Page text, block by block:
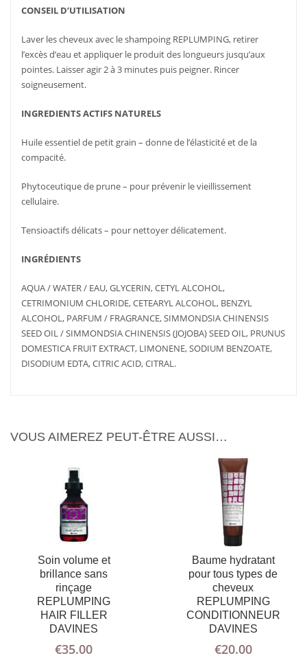
CONSEIL D’UTILISATION
Laver les cheveux avec le shampoing REPLUMPING, retirer
l’excès d’eau et appliquer le produit des longueurs jusqu’aux
pointes. Laisser agir 2 à 3 minutes puis peigner. Rincer
soigneusement.
INGREDIENTS ACTIFS NATURELS
Huile essentiel de petit grain – donne de l’élasticité et de la
compacité.
Phytoceutique de prune – pour prévenir le vieillissement
cellulaire.
Tensioactifs délicats – pour nettoyer délicatement.
INGRÉDIENTS
AQUA / WATER / EAU, GLYCERIN, CETYL ALCOHOL,
CETRIMONIUM CHLORIDE, CETEARYL ALCOHOL, BENZYL
ALCOHOL, PARFUM / FRAGRANCE, SIMMONDSIA CHINENSIS
SEED OIL / SIMMONDSIA CHINENSIS (JOJOBA) SEED OIL, PRUNUS
DOMESTICA FRUIT EXTRACT, LIMONENE, SODIUM BENZOATE,
DISODIUM EDTA, CITRIC ACID, CITRAL.
VOUS AIMEREZ PEUT-ÊTRE AUSSI…
Soin volume et
brillance sans
rinçage
REPLUMPING
HAIR FILLER
DAVINES
€35.00
AJOUTER
AU PANIER
PLUS
D'INFOS
Baume hydratant
pour tous types de
cheveux
REPLUMPING
CONDITIONNEUR
DAVINES
€20.00
AJOUTER
PLUS
AJOUTER
AU PANIER
PLUS
D'INFOS